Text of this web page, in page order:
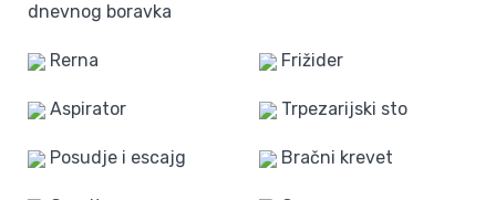
dnevnog boravka
Rerna Frižider
Aspirator Trpezarijski sto
Posudje i escajg Bračni krevet